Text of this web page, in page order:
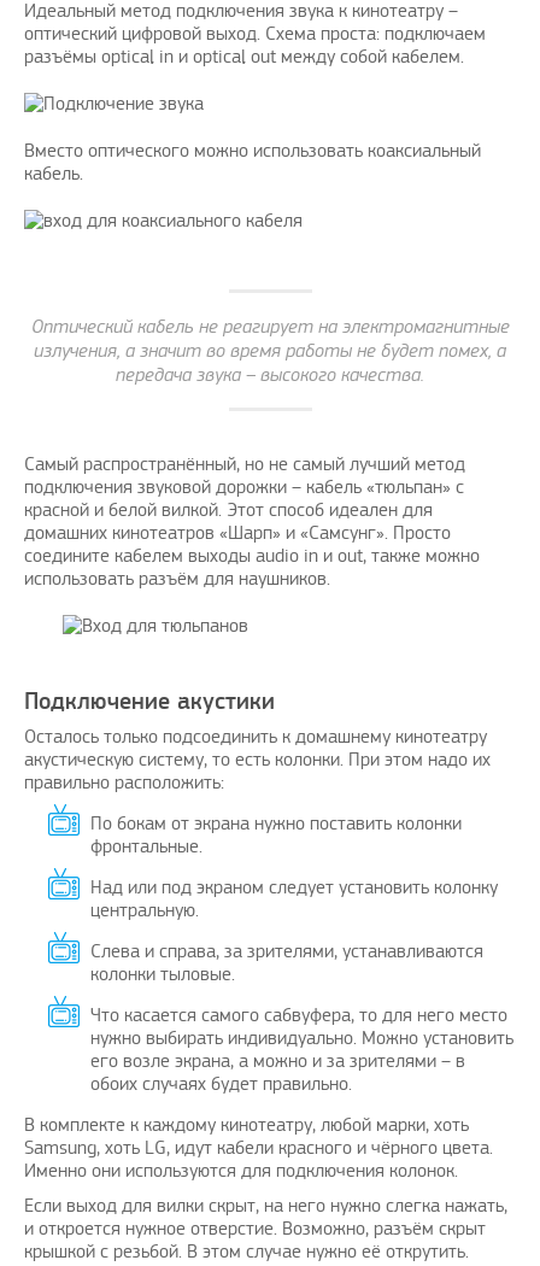
Идеальный метод подключения звука к кинотеатру –
оптический цифровой выход. Схема проста: подключаем
разъёмы optical in и optical out между собой кабелем.
Вместо оптического можно использовать коаксиальный
кабель.
Оптический кабель не реагирует на электромагнитные
излучения, а значит во время работы не будет помех, а
передача звука – высокого качества.
Самый распространённый, но не самый лучший метод
подключения звуковой дорожки – кабель «тюльпан» с
красной и белой вилкой. Этот способ идеален для
домашних кинотеатров «Шарп» и «Самсунг». Просто
соедините кабелем выходы audio in и out, также можно
использовать разъём для наушников.
Подключение акустики
Осталось только подсоединить к домашнему кинотеатру
акустическую систему, то есть колонки. При этом надо их
правильно расположить:
По бокам от экрана нужно поставить колонки
фронтальные.
Над или под экраном следует установить колонку
центральную.
Слева и справа, за зрителями, устанавливаются
колонки тыловые.
Что касается самого сабвуфера, то для него место
нужно выбирать индивидуально. Можно установить
его возле экрана, а можно и за зрителями – в
обоих случаях будет правильно.
В комплекте к каждому кинотеатру, любой марки, хоть
Samsung, хоть LG, идут кабели красного и чёрного цвета.
Именно они используются для подключения колонок.
Если выход для вилки скрыт, на него нужно слегка нажать,
и откроется нужное отверстие. Возможно, разъём скрыт
крышкой с резьбой. В этом случае нужно её открутить.